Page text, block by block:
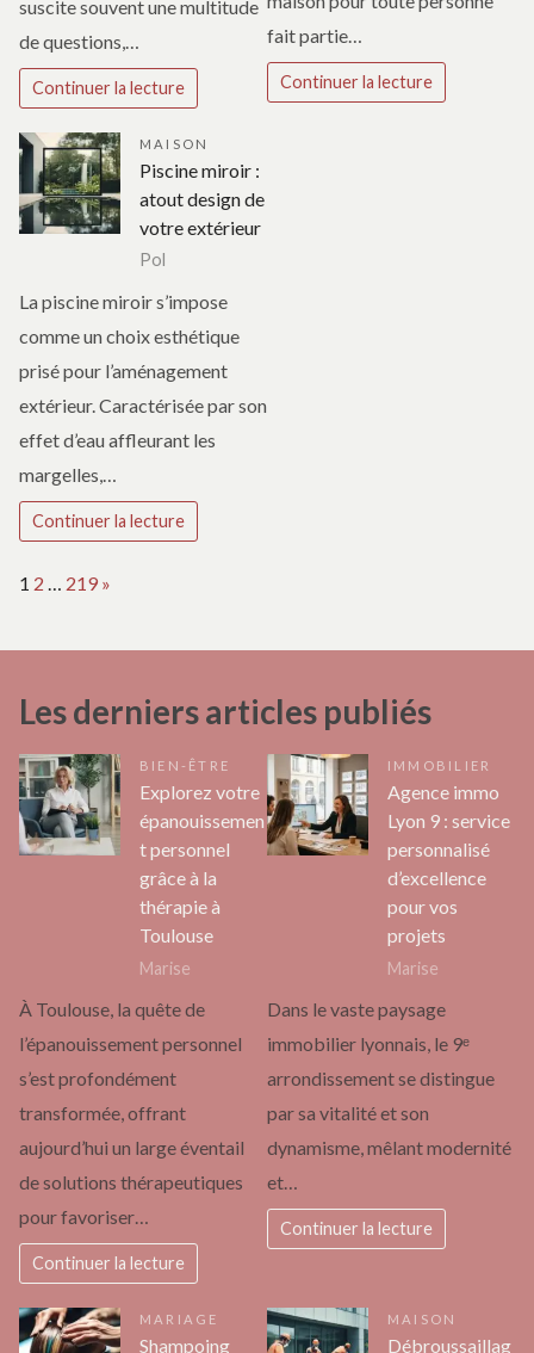
suscite souvent une multitude
de questions,…
Continuer la lecture
fait partie…
Continuer la lecture
MAISON
Piscine miroir :
atout design de
votre extérieur
Pol
La piscine miroir s’impose
comme un choix esthétique
prisé pour l’aménagement
extérieur. Caractérisée par son
effet d’eau affleurant les
margelles,…
Continuer la lecture
Page:
1 2 219 Next
»
Les derniers articles publiés
BIEN-ÊTRE
Explorez votre
épanouissemen
t personnel
grâce à la
thérapie à
Toulouse
Marise
À Toulouse, la quête de
l’épanouissement personnel
s’est profondément
transformée, offrant
aujourd’hui un large éventail
de solutions thérapeutiques
pour favoriser…
Continuer la lecture
IMMOBILIER
Agence immo
Lyon 9 : service
personnalisé
d’excellence
pour vos
projets
Marise
Dans le vaste paysage
immobilier lyonnais, le 9ᵉ
arrondissement se distingue
par sa vitalité et son
dynamisme, mêlant modernité
et…
Continuer la lecture
MARIAGE
Shampoing
MAISON
Débroussaillag